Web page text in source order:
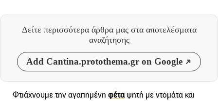
Δείτε περισσότερα άρθρα μας στα αποτελέσματα
αναζήτησης
Add Cantina.protothema.gr on Google
Φτιάχνουμε την αγαπημένη φέταψητή µε ντοµάτα και